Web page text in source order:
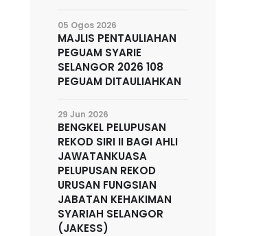
05 Ogos 2026
MAJLIS PENTAULIAHAN
PEGUAM SYARIE
SELANGOR 2026 108
PEGUAM DITAULIAHKAN
29 Jun 2026
BENGKEL PELUPUSAN
REKOD SIRI II BAGI AHLI
JAWATANKUASA
PELUPUSAN REKOD
URUSAN FUNGSIAN
JABATAN KEHAKIMAN
SYARIAH SELANGOR
(JAKESS)